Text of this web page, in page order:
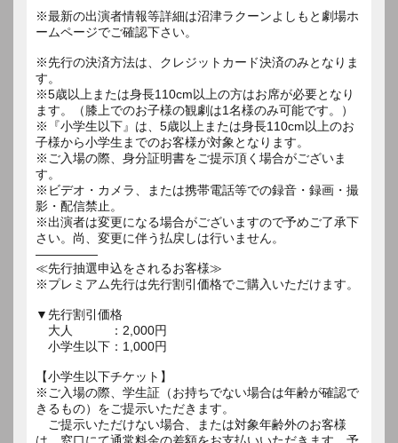
※最新の出演者情報等詳細は沼津ラクーンよしもと劇場ホ
ームページでご確認下さい。
※先行の決済方法は、クレジットカード決済のみとなりま
す。
※5歳以上または身長110cm以上の方はお席が必要となり
ます。（膝上でのお子様の観劇は1名様のみ可能です。）
※『小学生以下』は、5歳以上または身長110cm以上のお
子様から小学生までのお客様が対象となります。
※ご入場の際、身分証明書をご提示頂く場合がございま
す。
※ビデオ・カメラ、または携帯電話等での録音・録画・撮
影・配信禁止。
※出演者は変更になる場合がございますので予めご了承下
さい。尚、変更に伴う払戻しは行いません。
―――――
≪先行抽選申込をされるお客様≫
※プレミアム先行は先行割引価格でご購入いただけます。
▼先行割引価格
大人 ：2,000円
小学生以下：1,000円
【小学生以下チケット】
※ご入場の際、学生証（お持ちでない場合は年齢が確認で
きるもの）をご提示いただきます。
ご提示いただけない場合、または対象年齢外のお客様